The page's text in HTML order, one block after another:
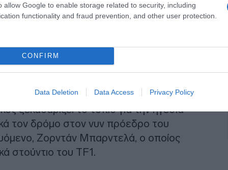
allow Google to enable storage related to security, including
functionality and fraud prevention, and other user protection.
CONFIRM
Data Deletion Data Access Privacy Policy
ξεκαθαρίζει το τοπίο για την ηγεσία
τον δρόμο στον νυν πρόεδρο του
Ζορντάν Μπαρντελά, ο οποίος
στούντιο του TF1.